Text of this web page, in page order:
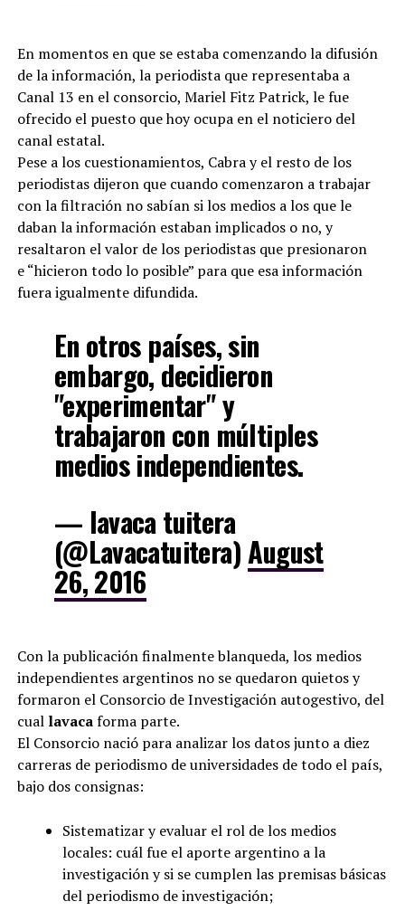
En momentos en que se estaba comenzando la difusión
de la información, la periodista que representaba a
Canal 13 en el consorcio, Mariel Fitz Patrick, le fue
ofrecido el puesto que hoy ocupa en el noticiero del
canal estatal.
Pese a los cuestionamientos, Cabra y el resto de los
periodistas dijeron que cuando comenzaron a trabajar
con la filtración no sabían si los medios a los que le
daban la información estaban implicados o no, y
resaltaron el valor de los periodistas que presionaron
e “hicieron todo lo posible” para que esa información
fuera igualmente difundida.
En otros países, sin
embargo, decidieron
"experimentar" y
trabajaron con múltiples
medios independientes.
— lavaca tuitera
(@Lavacatuitera)August
26, 2016
Con la publicación finalmente blanqueda, los medios
independientes argentinos no se quedaron quietos y
formaron el Consorcio de Investigación autogestivo, del
cual lavacaforma parte.
El Consorcio nació para analizar los datos junto a diez
carreras de periodismo de universidades de todo el país,
bajo dos consignas:
Sistematizar y evaluar el rol de los medios
locales: cuál fue el aporte argentino a la
investigación y si se cumplen las premisas básicas
del periodismo de investigación;